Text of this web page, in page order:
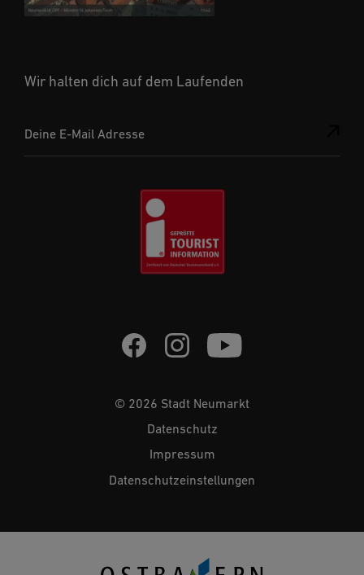
Wir halten dich auf dem Laufenden
Deine E-Mail Adresse
© 2026 Stadt Neumarkt
Datenschutz
Impressum
Datenschutzeinstellungen